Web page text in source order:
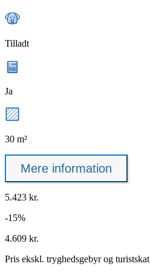
Tilladt
Ja
30 m²
Mere information
5.423 kr.
-15%
4.609 kr.
Pris ekskl. tryghedsgebyrog turistskat